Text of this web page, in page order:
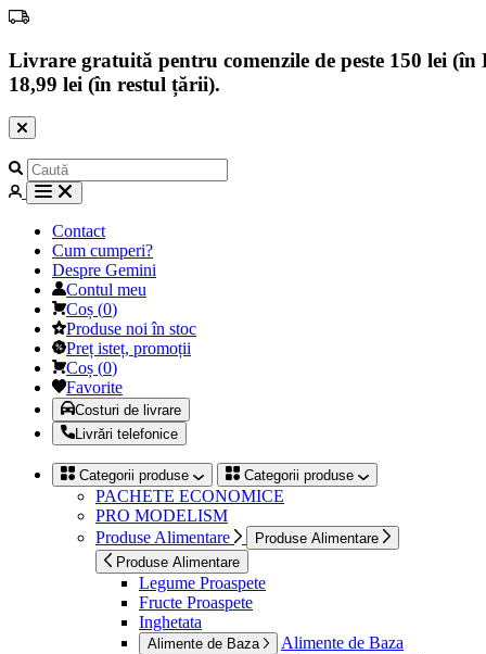
Livrare gratuită pentru comenzile de peste 150 lei
18,99 lei (în restul țării).
Contact
Cum cumperi?
Despre Gemini
Contul meu
Coș (0)
Produse noi în stoc
Preț isteț, promoții
Coș (0)
Favorite
Costuri de livrare
Livrări telefonice
Categorii produse Categorii produse
PACHETE ECONOMICE
PRO MODELISM
Produse Alimentare
Produse Alimentare
Produse Alimentare
Legume Proaspete
Fructe Proaspete
Inghetata
Alimente de Baza Alimente de Baza